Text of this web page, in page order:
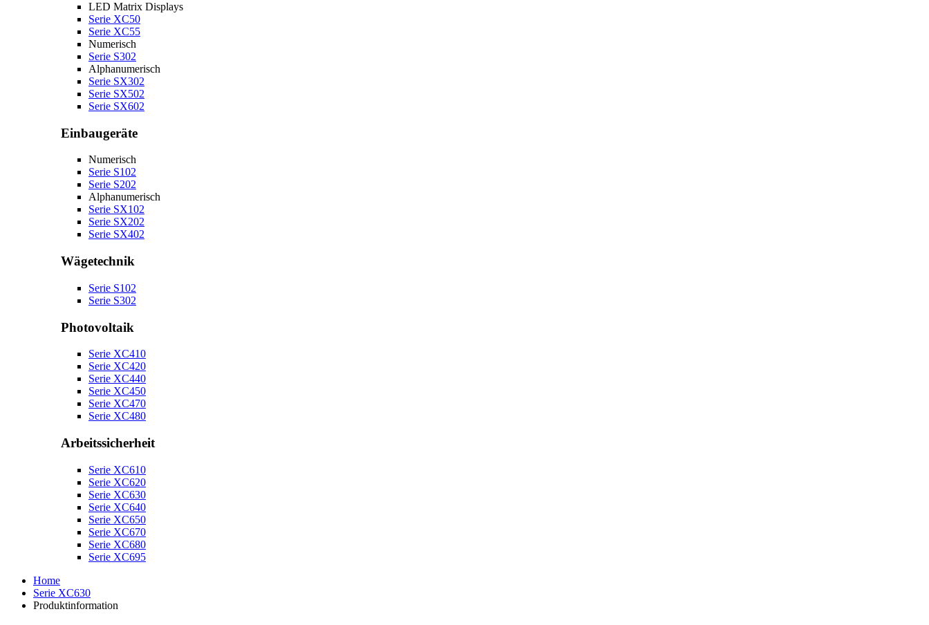
LED Matrix Displays
Serie XC50
Serie XC55
Numerisch
Serie S302
Alphanumerisch
Serie SX302
Serie SX502
Serie SX602
Einbaugeräte
Numerisch
Serie S102
Serie S202
Alphanumerisch
Serie SX102
Serie SX202
Serie SX402
Wägetechnik
Serie S102
Serie S302
Photovoltaik
Serie XC410
Serie XC420
Serie XC440
Serie XC450
Serie XC470
Serie XC480
Arbeitssicherheit
Serie XC610
Serie XC620
Serie XC630
Serie XC640
Serie XC650
Serie XC670
Serie XC680
Serie XC695
Home
Serie XC630
Produktinformation